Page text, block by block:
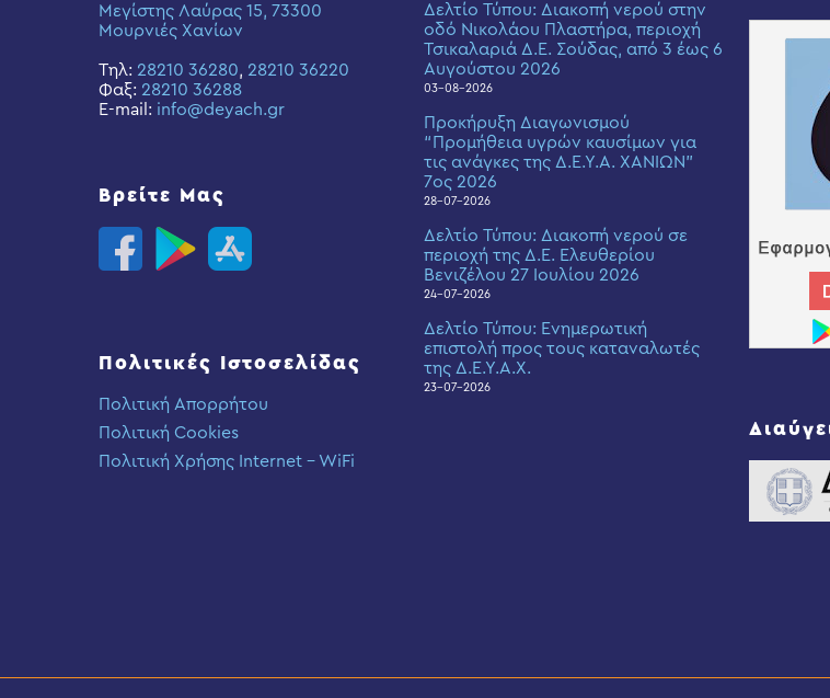
Μεγίστης Λαύρας 15, 73300
Μουρνιές Χανίων
Τηλ: 28210 36280, 28210 36220
Φαξ: 28210 36288
E-mail: info@deyach.gr
Βρείτε Μας
Πολιτικές Ιστοσελίδας
Πολιτική Απορρήτου
Πολιτική Cookies
Πολιτική Χρήσης Internet – WiFi
Δελτίο Τύπου: Διακοπή νερού στην
οδό Νικολάου Πλαστήρα, περιοχή
Τσικαλαριά Δ.Ε. Σούδας, από 3 έως 6
Αυγούστου 2026
03-08-2026
Προκήρυξη Διαγωνισμού
“Προμήθεια υγρών καυσίμων για
τις ανάγκες της Δ.Ε.Υ.Α. ΧΑΝΙΩΝ”
7ος 2026
28-07-2026
Δελτίο Τύπου: Διακοπή νερού σε
περιοχή της Δ.Ε. Ελευθερίου
Βενιζέλου 27 Ιουλίου 2026
24-07-2026
Δελτίο Τύπου: Eνημερωτική
επιστολή προς τους καταναλωτές
της Δ.Ε.Υ.Α.Χ.
23-07-2026